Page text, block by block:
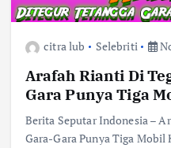
citra lub Selebriti
Arafah Rianti Di
Gara Punya Tiga
Berita Seputar Indonesia –
Gara-Gara Punya Tiga